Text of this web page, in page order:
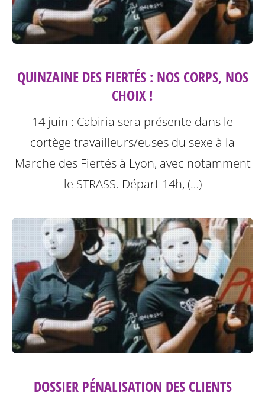
QUINZAINE DES FIERTÉS : NOS CORPS, NOS
CHOIX !
14 juin : Cabiria sera présente dans le
cortège travailleurs/euses du sexe à la
Marche des Fiertés à Lyon, avec notamment
le STRASS. Départ 14h, (…)
DOSSIER PÉNALISATION DES CLIENTS